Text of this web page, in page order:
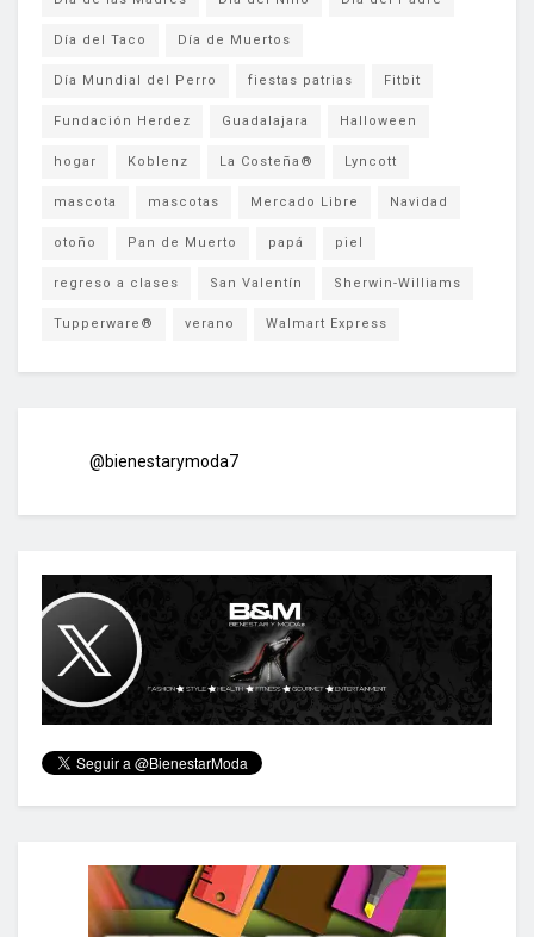
Día del Taco Día de Muertos
Día Mundial del Perro fiestas patrias Fitbit
Fundación Herdez Guadalajara Halloween
hogar Koblenz La Costeña® Lyncott
mascota mascotas Mercado Libre Navidad
otoño Pan de Muerto papá piel
regreso a clases San Valentín Sherwin-Williams
Tupperware® verano Walmart Express
@bienestarymoda7